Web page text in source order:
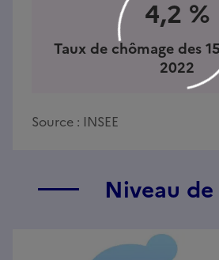
4,2 %
Taux de chômage des
2022
Source : INSEE
Niveau